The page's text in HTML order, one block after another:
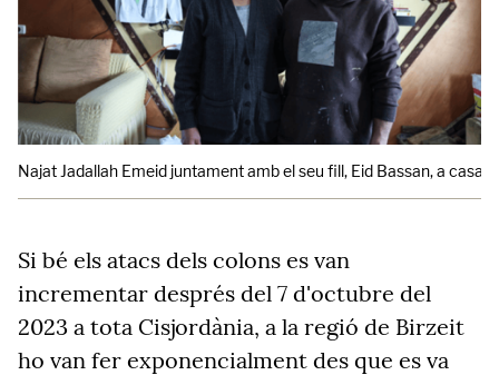
Najat Jadallah Emeid juntament amb el seu fill, Eid Bassan, a casa
Si bé els atacs dels colons es van
incrementar després del 7 d'octubre del
2023 a tota Cisjordània, a la regió de Birzeit
ho van fer exponencialment des que es va